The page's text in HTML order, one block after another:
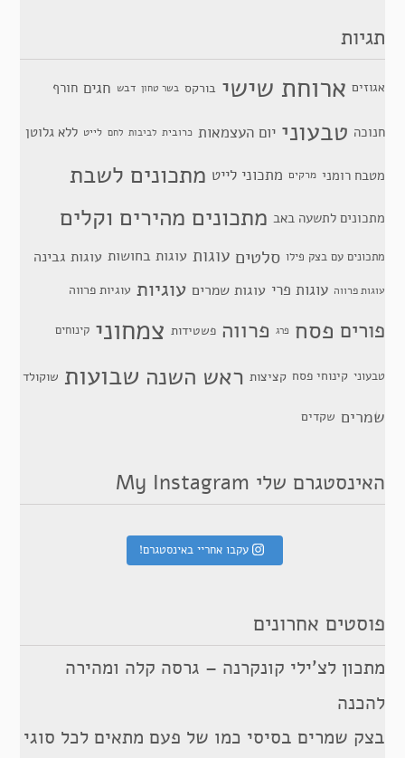
תגיות
אגוזים ארוחת שישי בורקס בשר טחון דבש חגים חורף
חנוכה טבעוני יום העצמאות כרובית לביבות לחם לייט ללא גלוטן
מטבח רומני מרקים מתכוני לייט מתכונים לשבת
מתכונים לתשעה באב מתכונים מהירים וקלים
מתכונים עם בצק פילו סלטים עוגות עוגות בחושות עוגות גבינה
עוגות פרווה עוגות פרי עוגות שמרים עוגיות עוגיות פרווה
פורים פסח פרג פרווה פשטידות צמחוני קינוחים
טבעוני קינוחי פסח קציצות ראש השנה שבועות שוקולד
שמרים שקדים
האינסטגרם שלי My Instagram
עקבו אחריי באינסטגרם!
פוסטים אחרונים
מתכון לצ’ילי קונקרנה – גרסה קלה ומהירה
להכנה
בצק שמרים בסיסי כמו של פעם מתאים לכל סוגי